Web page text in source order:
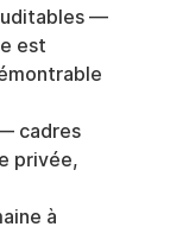
—
est
cadres
privée,
à